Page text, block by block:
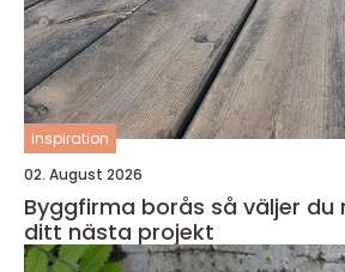
inspiration
02. August 2026
Byggfirma borås så väljer du rätt partner för
ditt nästa projekt